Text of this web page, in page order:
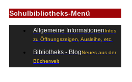
Schulbibliotheks-Menü
Allgemeine InformationenInfos
zu Öffnungszeigen, Ausleihe, etc.
Bibliotheks - BlogNeues aus der
Bücherwelt